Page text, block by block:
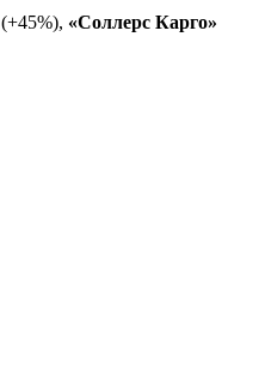
(+45%), «Соллерс Карго»